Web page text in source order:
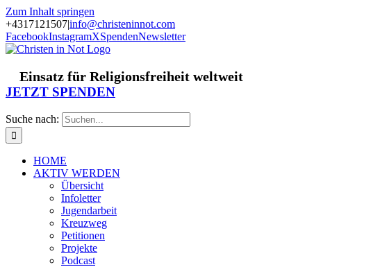
Zum Inhalt springen
+4317121507|info@christeninnot.com
FacebookInstagramXSpendenNewsletter
Einsatz für Religionsfreiheit weltweit
JETZT SPENDEN
Suche nach:
HOME
AKTIV WERDEN
Übersicht
Infoletter
Jugendarbeit
Kreuzweg
Petitionen
Projekte
Podcast